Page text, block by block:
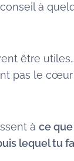
à
être utiles…
pas le
à ce
lequel tu